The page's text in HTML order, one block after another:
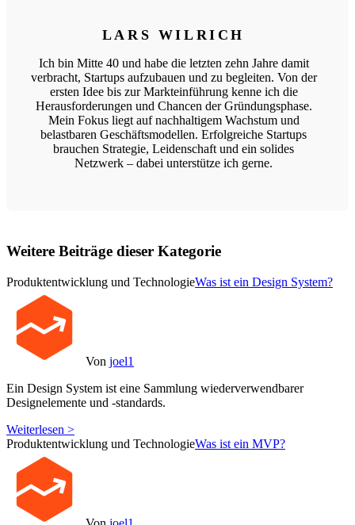
LARS WILRICH
Ich bin Mitte 40 und habe die letzten zehn Jahre damit
verbracht, Startups aufzubauen und zu begleiten. Von der
ersten Idee bis zur Markteinführung kenne ich die
Herausforderungen und Chancen der Gründungsphase.
Mein Fokus liegt auf nachhaltigem Wachstum und
belastbaren Geschäftsmodellen. Erfolgreiche Startups
brauchen Strategie, Leidenschaft und ein solides
Netzwerk – dabei unterstütze ich gerne.
Weitere Beiträge dieser Kategorie
Produktentwicklung und TechnologieWas ist ein Design System?
Von joel1
Ein Design System ist eine Sammlung wiederverwendbarer
Designelemente und -standards.
Weiterlesen >
Produktentwicklung und TechnologieWas ist ein MVP?